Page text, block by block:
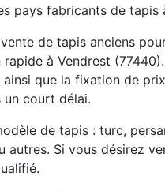
pays fabricants de
de tapis anciens
à Vendrest
que la fixation de
court délai.
de tapis : turc,
autres. Si vous désirez